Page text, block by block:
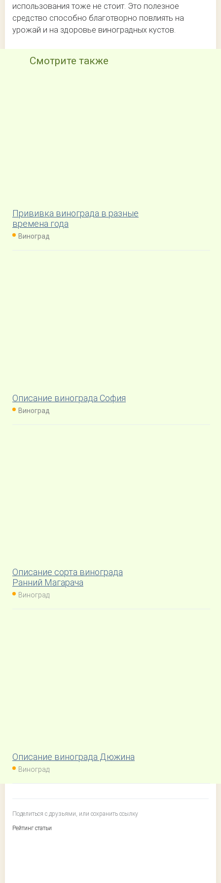
использования тоже не стоит. Это полезное
средство способно благотворно повлиять на
урожай и на здоровье виноградных кустов.
Смотрите также
Прививка винограда в разные
времена года
Виноград
Описание винограда София
Виноград
Описание сорта винограда
Ранний Магарача
Виноград
Описание винограда Дюжина
Виноград
Поделиться с друзьями, или сохранить ссылку
Рейтинг статьи